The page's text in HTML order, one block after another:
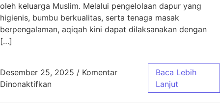
oleh keluarga Muslim. Melalui pengelolaan dapur yang
higienis, bumbu berkualitas, serta tenaga masak
berpengalaman, aqiqah kini dapat dilaksanakan dengan
[…]
Desember 25, 2025 / Komentar
Dinonaktifkanpada Aqiqah Bandung Jasa Masak
Baca Lebih
Lanjut